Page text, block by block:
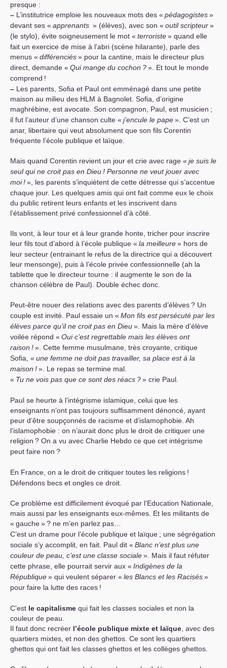
presque :
– L’institutrice emploie les nouveaux mots des « pédagogistes»
devant ses « apprenants » (élèves), avec son « outil scripteur»
(le stylo), évite soigneusement le mot « terroriste» quand elle
fait un exercice de mise à l’abri (scène hilarante), parle des
menus « différenciés» pour la cantine, mais le directeur plus
direct, demande « Qui mange du cochon ?». Et tout le monde
comprend !
– Les parents, Sofia et Paul ont emménagé dans une petite
maison au milieu des HLM à Bagnolet. Sofia, d’origine
maghrébine, est avocate. Son compagnon, Paul, est musicien ;
il fut l’auteur d’une chanson culte « j’encule le pape». C’est un
anar, libertaire qui veut absolument que son fils Corentin
fréquente l’école publique et laïque.
Mais quand Corentin revient un jour et crie avec rage « je suis le
seul qui ne croit pas en Dieu ! Personne ne veut jouer avec
moi !», les parents s’inquiètent de cette détresse qui s’accentue
chaque jour. Les quelques amis qui ont fait comme eux le choix
du public retirent leurs enfants et les inscrivent dans
l’établissement privé confessionnel d’à côté.
Ils vont, à leur tour et à leur grande honte, tricher pour inscrire
leur fils tout d’abord à l’école publique « la meilleure» hors de
leur secteur (entrainant le refus de la directrice qui a découvert
leur mensonge), puis à l’école privée confessionnelle (ah la
tablette que le directeur tourne : il augmente le son de la
chanson célèbre de Paul). Double échec donc.
Peut-être nouer des relations avec des parents d’élèves? Un
couple est invité. Paul essaie un « Mon fils est persécuté par les
élèves parce qu’il ne croit pas en Dieu». Mais la mère d’élève
voilée répond « Oui c’est regrettable mais les élèves ont
raison !». Cette femme musulmane, très croyante, critique
Sofia, « une femme ne doit pas travailler, sa place est à la
maison !». Le repas se termine mal.
« Tu ne vois pas que ce sont des réacs ?» crie Paul.
Paul se heurte à l’intégrisme islamique, celui que les
enseignants n’ont pas toujours suffisamment dénoncé, ayant
peur d’être soupçonnés de racisme et d’islamophobie. Ah
l’islamophobie : on n’aurait donc plus le droit de critiquer une
religion ? On a vu avec Charlie Hebdo ce que cet intégrisme
peut faire non ?
En France, on a le droit de critiquer toutes les religions !
Défendons becs et ongles ce droit.
Ce problème est difficilement évoqué par l’Education Nationale,
mais aussi par les enseignants eux-mêmes. Et les militants de
« gauche»? ne m’en parlez pas…
C’est un drame pour l’école publique et laïque ; une ségrégation
sociale s’y accomplit, en fait. Paul dit « Blanc n’est plus une
couleur de peau, c’est une classe sociale». Mais il faut réfuter
cette phrase, elle pourrait servir aux « Indigènes de la
République» qui veulent séparer « les Blancs et les Racisés»
pour faire la lutte des races !
C’est le capitalisme qui fait les classes sociales et non la
couleur de peau.
Il faut donc recréer l’école publique mixte et laïque , avec des
quartiers mixtes, et non des ghettos. Ce sont les quartiers
ghettos qui ont fait les classes ghettos et les collèges ghettos.